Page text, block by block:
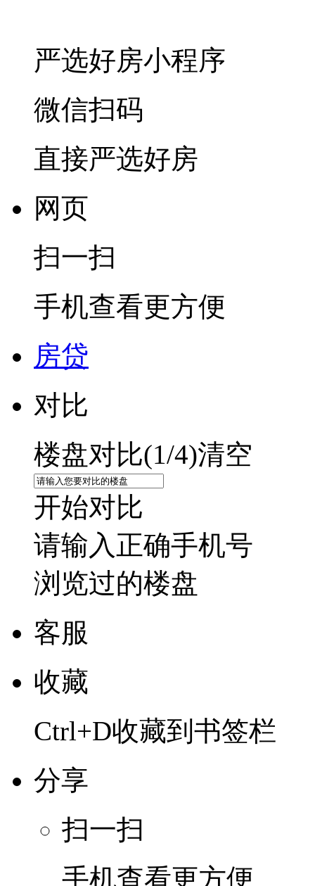
严选好房小程序
微信扫码
直接严选好房
网页
扫一扫
手机查看更方便
房贷
对比
楼盘对比(1/4)清空
开始对比
请输入正确手机号
浏览过的楼盘
客服
收藏
Ctrl+D收藏到书签栏
分享
扫一扫
手机查看更方便